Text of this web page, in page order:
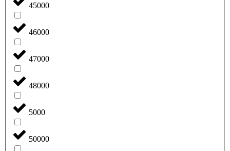
45000
46000
47000
48000
5000
50000